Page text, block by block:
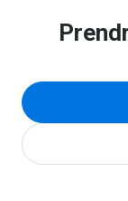
HydraFacial
vergetures,
vaginale,fuites